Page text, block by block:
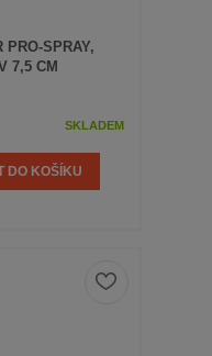
PRO-SPRAY,
7,5 CM
SKLADEM
DO KOŠÍKU